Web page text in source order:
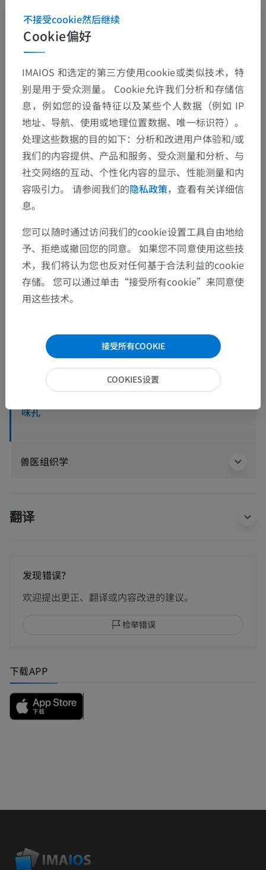
解剖层次
感觉器官
味觉器官
底层结构：
味孔
兽医组织学
翻译
发现错误？
欢迎提出更正、翻译或内容改进的建议。
检举错误
下载APP
Cookie偏好
不接受cookie然后继续
IMAIOS 和选定的第三方使用cookie或类似技术，特
别是用于受众测量。 Cookie允许我们分析和存储信
息，例如您的设备特征以及某些个人数据（例如 IP
地址、导航、使用或地理位置数据、唯一标识符）。
处理这些数据的目的如下：分析和改进用户体验和/或
我们的内容提供、产品和服务、受众测量和分析、与
社交网络的互动、个性化内容的显示、性能测量和内
容吸引力。 请参阅我们的隐私政策，查看有关详细信
息。
您可以随时通过访问我们的cookie设置工具自由地给
予、拒绝或撤回您的同意。 如果您不同意使用这些技
术，我们将认为您也反对任何基于合法利益的cookie
存储。 您可以通过单击“接受所有cookie”来同意使
用这些技术。
接受所有COOKIE
COOKIES设置